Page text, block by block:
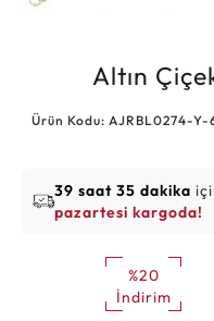
Altın
Ürün Kodu: AJRBL0274-Y-
39 saat 35 dakika
pazartesi kargoda!
%20
İndirim